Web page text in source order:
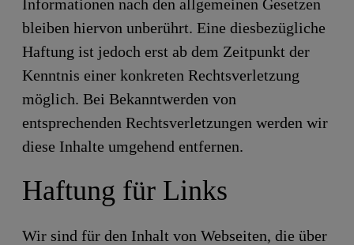
Informationen nach den allgemeinen Gesetzen
bleiben hiervon unberührt. Eine diesbezügliche
Haftung ist jedoch erst ab dem Zeitpunkt der
Kenntnis einer konkreten Rechtsverletzung
möglich. Bei Bekanntwerden von
entsprechenden Rechtsverletzungen werden wir
diese Inhalte umgehend entfernen.
Haftung für Links
Wir sind für den Inhalt von Webseiten, die über